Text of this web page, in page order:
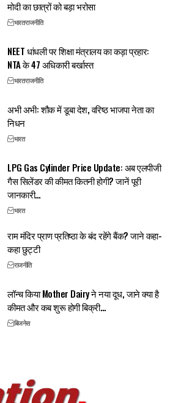
मोदी का छात्रों को बड़ा भरोसा
भारतराजनीति
NEET धांधली पर शिक्षा मंत्रालय का कड़ा प्रहार:
NTA के 47 अधिकारी बर्खास्त
भारतराजनीति
अभी अभी: शौक में डूबा देश, वरिष्ठ भाजपा नेता का
निधन
भारत
LPG Gas Cylinder Price Update: अब एलपीजी
गैस सिलेंडर की कीमत कितनी होगी? जानें पूरी
जानकारी…
भारत
राम मंदिर प्राण प्रतिष्ठा के बंद रहेंगे बैंक? जाने कहा-
कहा छुट्टी
राजनीति
लॉन्च किया Mother Dairy ने नया दूध, जाने क्या है
कीमत और कब शुरू होगी बिक्री…
बिजनेस